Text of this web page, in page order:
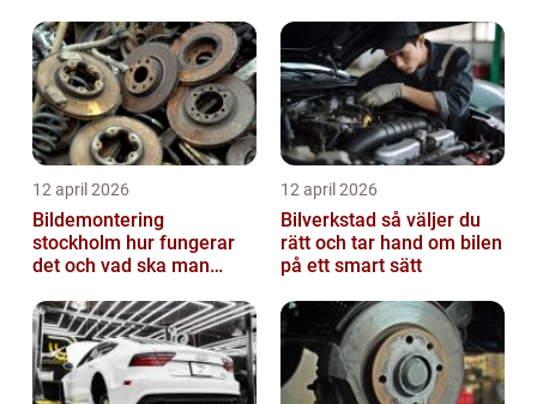
12 april 2026
Bildemontering
stockholm hur fungerar
det och vad ska man
12 april 2026
Bilverkstad så väljer du
rätt och tar hand om bilen
på ett smart sätt